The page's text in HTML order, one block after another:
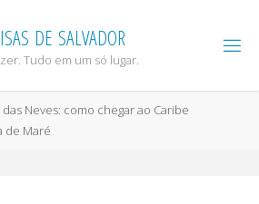
ISAS DE SALVADOR
Tudo em um só lugar.
das Neves: como chegar ao Caribe
de Maré